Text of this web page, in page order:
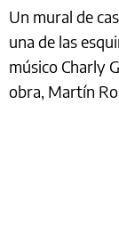
Un mural de
una de las
músico Charly
obra, Martín